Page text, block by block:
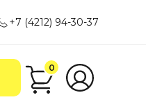
+7 (4212) 94-30-37
0